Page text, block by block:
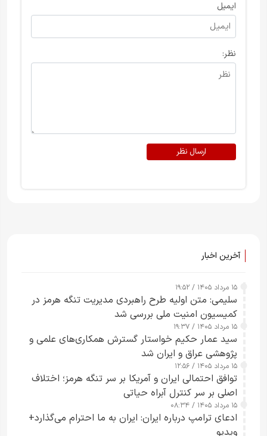
ایمیل
نظر:
ارسال نظر
آخرین اخبار
۱۵ مرداد ۱۴۰۵ / ۱۹:۵۲
سلیمی: متن اولیه طرح راهبردی مدیریت تنگه هرمز در
کمیسیون امنیت ملی بررسی شد
۱۵ مرداد ۱۴۰۵ / ۱۹:۳۷
سید عمار حکیم خواستار گسترش همکاری‌های علمی و
پژوهشی عراق و ایران شد
۱۵ مرداد ۱۴۰۵ / ۱۲:۵۶
توافق احتمالی ایران و آمریکا بر سر تنگه هرمز؛ اختلاف
اصلی بر سر کنترل آبراه حیاتی
۱۵ مرداد ۱۴۰۵ / ۰۸:۳۴
ادعای ترامپ درباره ایران: ایران به ما احترام می‌گذارد+
ویدیو